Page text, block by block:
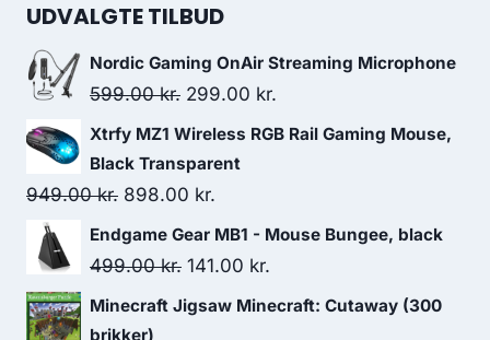
UDVALGTE TILBUD
Nordic Gaming OnAir Streaming Microphone
599.00kr. Original
price
was:
599.00 kr..
299.00 kr.
price
Xtrfy MZ1 Wireless RGB Rail Gaming Mouse,
Black Transparent
949.00kr. Original
price
was:
898.00 kr.
price
is:
Endgame Gear MB1 - Mouse Bungee, black
499.00kr. Original
price
141.00 kr.
price
Minecraft Jigsaw Minecraft: Cutaway (300
brikker)